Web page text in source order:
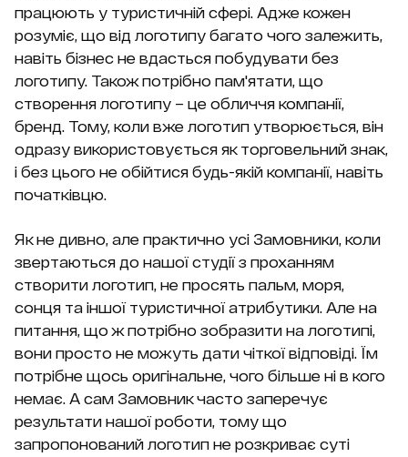
працюють у туристичній сфері. Адже кожен
розуміє, що від логотипу багато чого залежить,
навіть бізнес не вдасться побудувати без
логотипу. Також потрібно пам'ятати, що
створення логотипу – це обличчя компанії,
бренд. Тому, коли вже логотип утворюється, він
одразу використовується як торговельний знак,
і без цього не обійтися будь-якій компанії, навіть
початківцю.
Як не дивно, але практично усі Замовники, коли
звертаються до нашої студії з проханням
створити логотип, не просять пальм, моря,
сонця та іншої туристичної атрибутики. Але на
питання, що ж потрібно зобразити на логотипі,
вони просто не можуть дати чіткої відповіді. Їм
потрібне щось оригінальне, чого більше ні в кого
немає. А сам Замовник часто заперечує
результати нашої роботи, тому що
запропонований логотип не розкриває суті